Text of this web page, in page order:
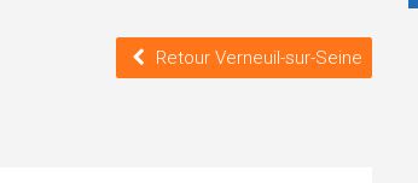
Retour Verneuil-sur-Seine